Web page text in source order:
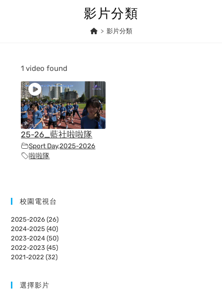
影片分類
> 影片分類
1 video found
25-26_藍社啦啦隊
Sport Day,2025-2026
啦啦隊
校園電視台
2025-2026 (26)
2024-2025 (40)
2023-2024 (50)
2022-2023 (45)
2021-2022 (32)
選擇影片